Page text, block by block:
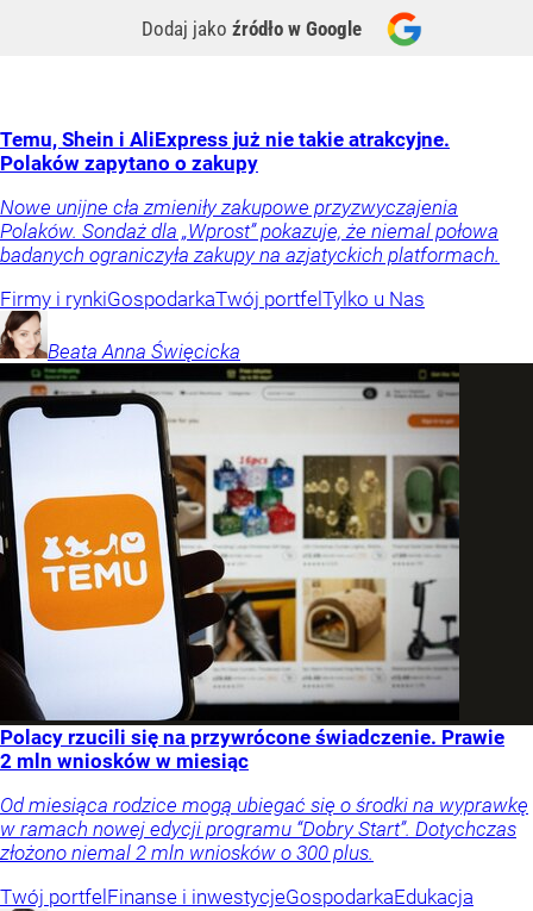
Dodaj jako źródło w Google
Temu, Shein i AliExpress już nie takie atrakcyjne.
Polaków zapytano o zakupy
Nowe unijne cła zmieniły zakupowe przyzwyczajenia
Polaków. Sondaż dla „Wprost” pokazuje, że niemal połowa
badanych ograniczyła zakupy na azjatyckich platformach.
Firmy i rynkiGospodarkaTwój portfel Tylko u Nas
Beata Anna Święcicka
Polacy rzucili się na przywrócone świadczenie. Prawie
2 mln wniosków w miesiąc
Od miesiąca rodzice mogą ubiegać się o środki na wyprawkę
w ramach nowej edycji programu “Dobry Start”. Dotychczas
złożono niemal 2 mln wniosków o 300 plus.
Twój portfel Finanse i inwestycjeGospodarkaEdukacja